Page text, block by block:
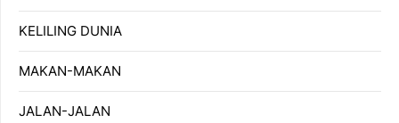
KELILING DUNIA
MAKAN-MAKAN
JALAN-JALAN